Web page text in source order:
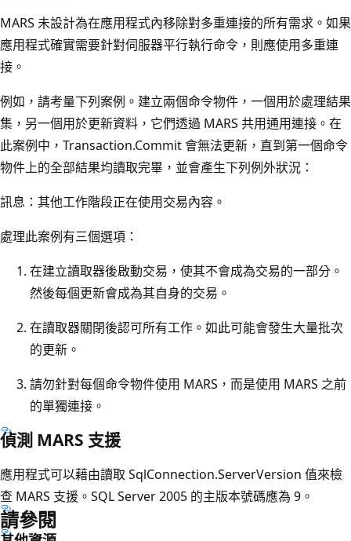
MARS 未設計為在應用程式內移除對多重連接的所有需求。如果
應用程式確實需要針對伺服器平行執行命令，則應使用多重連
接。
例如，請考量下列案例。建立兩個命令物件，一個用於處理結果
集，另一個用於更新資料，它們透過 MARS 共用通用連接。在
此案例中，Transaction.Commit 會無法更新，直到第一個命令
物件上的全部結果均讀取完畢，並會產生下列例外狀況：
訊息：其他工作階段正在使用交易內容。
處理此案例有三個選項：
在建立讀取器後啟動交易，使其不會成為交易的一部分。
然後每個更新會成為其自身的交易。
在讀取器關閉後認可所有工作。如此可能會發生大量批次
的更新。
請勿針對每個命令物件使用 MARS，而是使用 MARS 之前
的單獨連接。
偵測 MARS 支援
應用程式可以藉由讀取 SqlConnection.ServerVersion 值來檢
查 MARS 支援。SQL Server 2005 的主版本號碼應為 9。
請參閱